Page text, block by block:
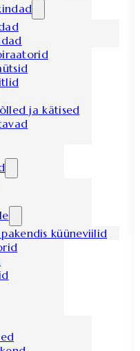
ja kätised
pakendis küüneviilid